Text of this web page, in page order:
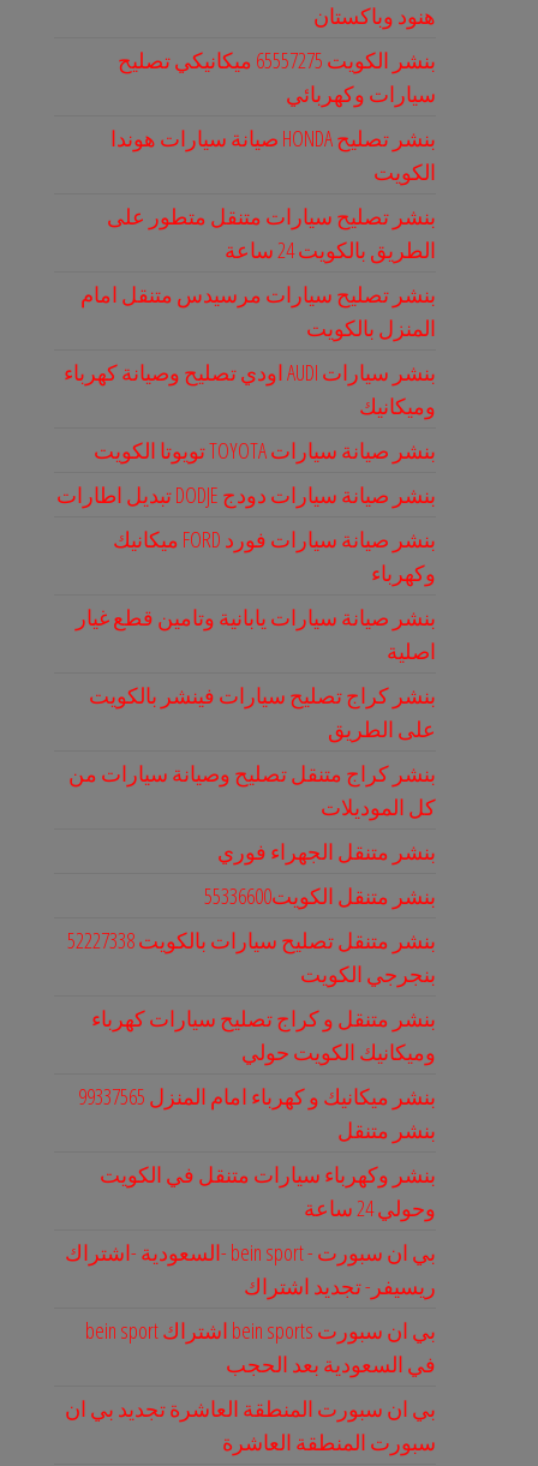
هنود وباكستان
بنشر الكويت 65557275 ميكانيكي تصليح
سيارات وكهربائي
بنشر تصليح HONDA صيانة سيارات هوندا
الكويت
بنشر تصليح سيارات متنقل متطور على
الطريق بالكويت 24 ساعة
بنشر تصليح سيارات مرسيدس متنقل امام
المنزل بالكويت
بنشر سيارات AUDI اودي تصليح وصيانة كهرباء
وميكانيك
بنشر صيانة سيارات TOYOTA تويوتا الكويت
بنشر صيانة سيارات دودج DODJE تبديل اطارات
بنشر صيانة سيارات فورد FORD ميكانيك
وكهرباء
بنشر صيانة سيارات يابانية وتامين قطع غيار
اصلية
بنشر كراج تصليح سيارات فينشر بالكويت
على الطريق
بنشر كراج متنقل تصليح وصيانة سيارات من
كل الموديلات
بنشر متنقل الجهراء فوري
بنشر متنقل الكويت55336600
بنشر متنقل تصليح سيارات بالكويت 52227338
بنجرجي الكويت
بنشر متنقل و كراج تصليح سيارات كهرباء
وميكانيك الكويت حولي
بنشر ميكانيك و كهرباء امام المنزل 99337565
بنشر متنقل
بنشر وكهرباء سيارات متنقل في الكويت
وحولي 24 ساعة
بي ان سبورت - bein sport -السعودية -اشتراك
ريسيفر- تجديد اشتراك
بي ان سبورت bein sports اشتراك bein sport
في السعودية بعد الحجب
بي ان سبورت المنطقة العاشرة تجديد بي ان
سبورت المنطقة العاشرة